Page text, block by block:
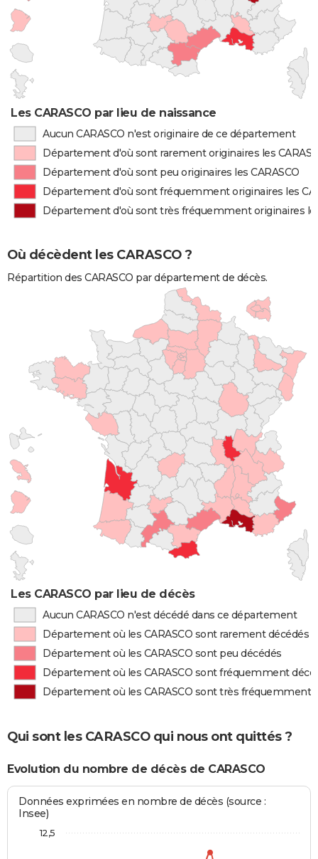
Les CARASCO par lieu de naissance
Aucun CARASCO n'est originaire de ce département
Département d'où sont rarement originaires les
Département d'où sont peu originaires les CARASCO
Département d'où sont fréquemment originaires les
Département d'où sont très fréquemment originaires
Où décèdent les CARASCO ?
Répartition des CARASCO par département de décès.
Les CARASCO par lieu de décès
Aucun CARASCO n'est décédé dans ce département
Département où les CARASCO sont rarement décédés
Département où les CARASCO sont peu décédés
Département où les CARASCO sont fréquemment
Département où les CARASCO sont très fréquemment
Qui sont les CARASCO qui nous ont quittés ?
Evolution du nombre de décès de CARASCO
Données exprimées en nombre de décès (source :
Insee)
12,5